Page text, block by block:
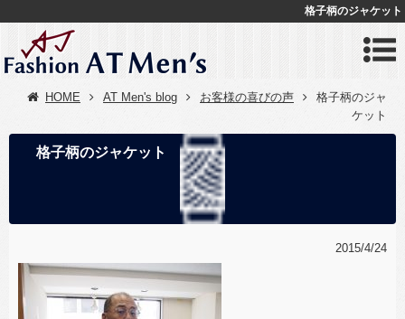
格子柄のジャケット
HOME AT Men's blog お客様の喜びの声
格子柄のジャ
ケット
格子柄のジャケット
2015/4/24